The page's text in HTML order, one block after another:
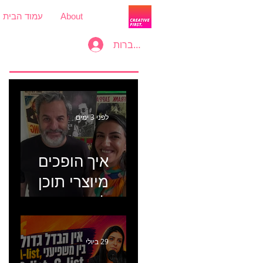
עמוד הבית About
להתחברות
איך הופכים
מיוצרי תוכן
למכונת
קמפיינים? פרק
446 עם יערה
לפני 3 ימים
29 ביולי